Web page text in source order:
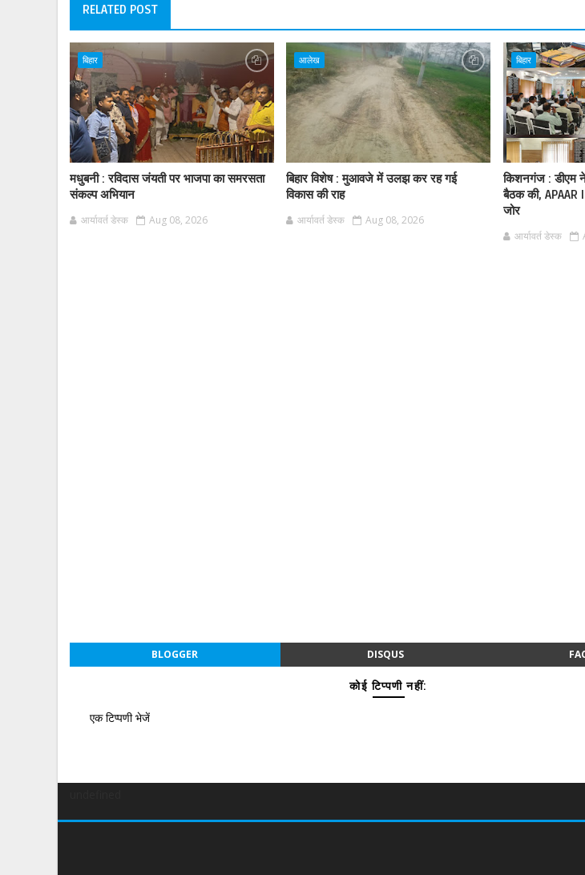
RELATED POST
बिहार
मधुबनी : रविदास जंयती पर भाजपा का समरसता
संकल्प अभियान
आर्यावर्त डेस्क Aug 08, 2026
आलेख
बिहार विशेष : मुआवजे में उलझ कर रह गई
विकास की राह
आर्यावर्त डेस्क Aug 08, 2026
बिहार
किशनगंज : डीएम ने
बैठक की, APAAR
जोर
आर्यावर्त डेस्क
BLOGGER DISQUS
कोई टिप्पणी नहीं:
एक टिप्पणी भेजें